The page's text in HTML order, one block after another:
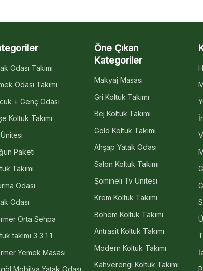
Odası Takımı
Odası Takımı
+ Genç Odası
Koltuk Takımı
Paketi
Takımı
Odası
Odası
Orta Sehpa
takımı 3 3 1 1
Yemek Masası
Mobilya Yatak Odası
Öne Çıkan
Kategoriler
Makyaj Masası
Gri Koltuk Takımı
Bej Koltuk Takımı
Gold Koltuk Takımı
Ahşap Yatak Odası
Salon Koltuk Takımı
Şömineli Tv Ünitesi
Krem Koltuk Takımı
Bohem Koltuk Takımı
Antrasit Koltuk Takımı
Modern Koltuk Takımı
Kahverengi Koltuk Takımı